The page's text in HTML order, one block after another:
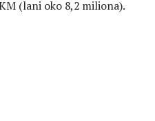
(lani oko 8,2 miliona).